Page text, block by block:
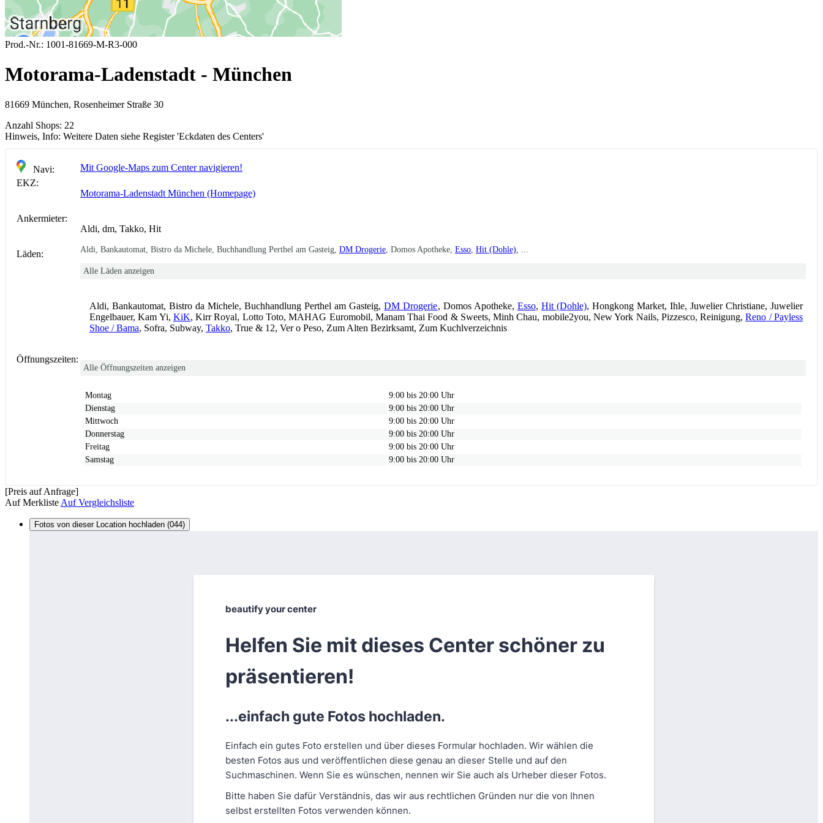
Prod.-Nr.: 1001-81669-M-R3-000
Motorama-Ladenstadt - München
81669 München, Rosenheimer Straße 30
Anzahl Shops: 22
Hinweis, Info: Weitere Daten siehe Register 'Eckdaten des Centers'
Navi:
Mit Google-Maps zum Center navigieren!
EKZ:
Motorama-Ladenstadt München (Homepage)
Ankermieter:
Aldi, dm, Takko, Hit
Läden: Aldi, Bankautomat, Bistro da Michele, Buchhandlung Perthel am Gasteig, DM Drogerie , Domos Apotheke, Esso Hit (Dohle)
Alle Läden anzeigen
Aldi, Bankautomat, Bistro da Michele, Buchhandlung Perthel am Gasteig,DM Drogerie, Domos Apotheke, Esso, Hit (Dohle), Hongkong Market, Ihle, Juwelier Christiane, Juwelier
Engelbauer, Kam Yi, KiK, Kirr Royal, Lotto Toto, MAHAG Euromobil, Manam Thai Food & Sweets, Minh Chau, mobile2you, New York Nails, Pizzesco, Reinigung,Reno / Payless
Shoe / Bama, Sofra, Subway, Takko, True & 12, Ver o Peso, Zum Alten Bezirksamt, Zum Kuchlverzeichnis
Öffnungszeiten:
Alle Öffnungszeiten anzeigen
Montag
9:00 bis 20:00 Uhr
Dienstag
9:00 bis 20:00 Uhr
Mittwoch
9:00 bis 20:00 Uhr
Donnerstag
9:00 bis 20:00 Uhr
Freitag
9:00 bis 20:00 Uhr
Samstag
9:00 bis 20:00 Uhr
[Preis auf Anfrage]
Auf Merkliste Auf Vergleichsliste
Fotos von dieser Location hochladen (044)